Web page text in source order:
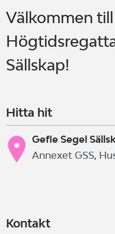
Välkommen
Sällskap!
Hitta hit
Gefle Segel
Annexet GSS,
Kontakt